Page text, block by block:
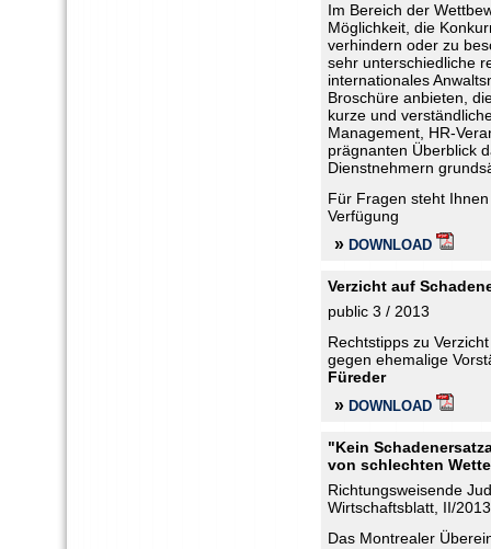
Im Bereich der
Möglichkeit, die
verhindern oder zu
sehr unterschiedliche
internationales
Broschüre anbieten,
kurze und
Management, HR-
prägnanten Überblick
Dienstnehmern
Für Fragen steht
Verfügung
» DOWNLOAD
Verzicht auf
public 3 / 2013
Rechtstipps zu
gegen ehemalige
Füreder
» DOWNLOAD
"Kein
von schlechten
Richtungsweisende
Wirtschaftsblatt, II/2013
Das Montrealer